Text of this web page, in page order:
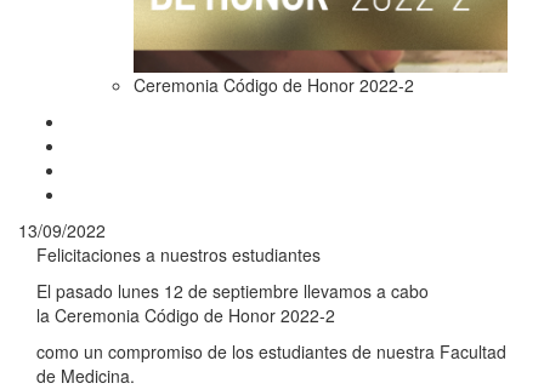
Ceremonia Código de Honor 2022-2
13/09/2022
Felicitaciones a nuestros estudiantes
El pasado lunes 12 de septiembre llevamos a cabo
la Ceremonia Código de Honor 2022-2
como un compromiso de los estudiantes de nuestra Facultad
de Medicina.